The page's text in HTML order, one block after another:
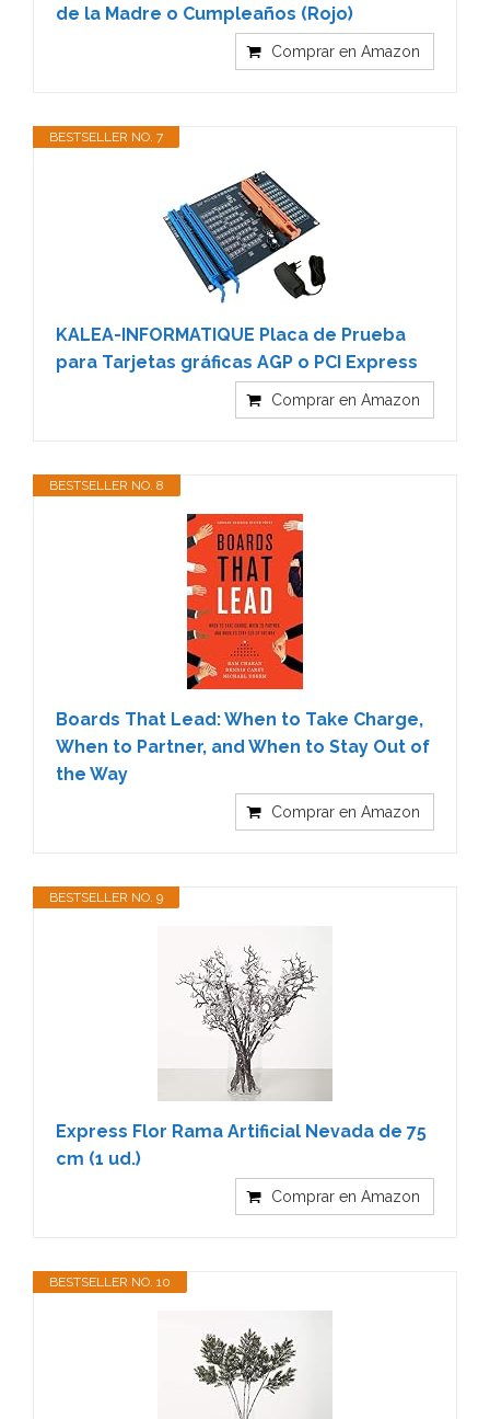
de la Madre o Cumpleaños (Rojo)
Comprar en Amazon
BESTSELLER NO. 7
KALEA-INFORMATIQUE Placa de Prueba
para Tarjetas gráficas AGP o PCI Express
Comprar en Amazon
BESTSELLER NO. 8
Boards That Lead: When to Take Charge,
When to Partner, and When to Stay Out of
the Way
Comprar en Amazon
BESTSELLER NO. 9
Express Flor Rama Artificial Nevada de 75
cm (1 ud.)
Comprar en Amazon
BESTSELLER NO. 10